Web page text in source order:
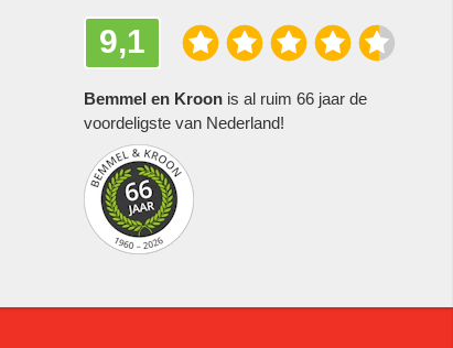
9,1
Bemmel en Kroonis al ruim 66 jaar de
voordeligste van Nederland!